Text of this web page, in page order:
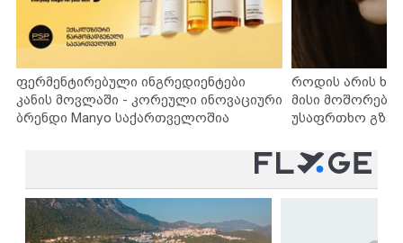
ფერმენტირებული ინგრედიენტები
კანის მოვლაში - კორეული ინოვაციური
ბრენდი Manyo საქართველოშია
როდის არის
მისი
უსაფრთხო